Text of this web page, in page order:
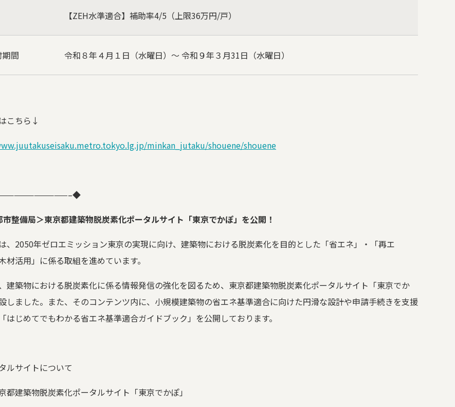
【ZEH水準適合】補助率4/5（上限36万円/戸）
期間 令和８年４月１日（水曜日）～ 令和９年３月31日（水曜日）
こちら↓
minkan_jutaku/shouene/shouene
◆
市整備局＞東京都建築物脱炭素化ポータルサイト「東京でかぽ」を公開！
、 2050年ゼロエミッション東京の実現に向け、建築物における脱炭素化を目的とした「省エネ」・「再エ
材活用」に係る取組を進めています。
建築物における脱炭素化に係る情報発信の強化を図るため、東京都建築物脱炭素化ポータルサイト「東京でか
しました。また、そのコンテンツ内に、小規模建築物の省エネ基準適合に向けた円滑な設計や申請手続きを支援
はじめてでもわかる省エネ基準適合ガイドブック」を公開しております。
ルサイトについて
都建築物脱炭素化ポータルサイト「東京でかぽ」